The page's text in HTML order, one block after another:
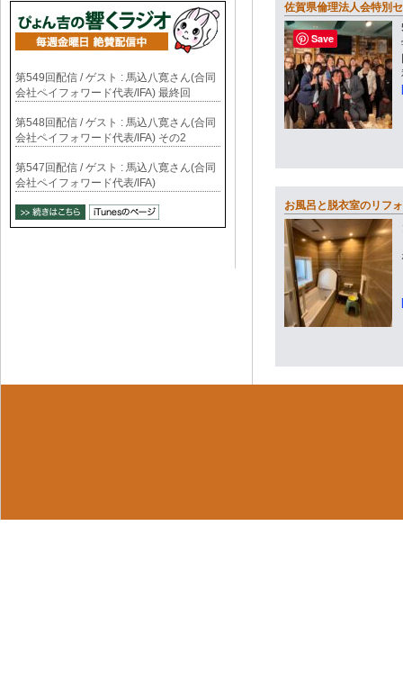
佐賀県倫理法人会特別
お風呂と脱衣室のリフ
第549回配信 / ゲスト : 馬込八寛さん(合同
会社ペイフォワード代表/IFA) 最終回
第548回配信 / ゲスト : 馬込八寛さん(合同
会社ペイフォワード代表/IFA) その2
第547回配信 / ゲスト : 馬込八寛さん(合同
会社ペイフォワード代表/IFA)
Save